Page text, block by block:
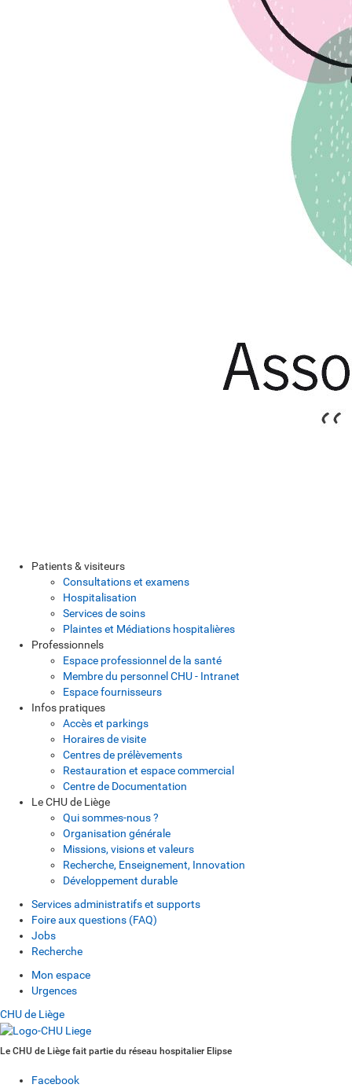
Patients & visiteurs
Consultations et examens
Hospitalisation
Services de soins
Plaintes et Médiations hospitalières
Professionnels
Espace professionnel de la santé
Membre du personnel CHU - Intranet
Espace fournisseurs
Infos pratiques
Accès et parkings
Horaires de visite
Centres de prélèvements
Restauration et espace commercial
Centre de Documentation
Le CHU de Liège
Qui sommes-nous ?
Organisation générale
Missions, visions et valeurs
Recherche, Enseignement, Innovation
Développement durable
Services administratifs et supports
Foire aux questions (FAQ)
Jobs
Recherche
Mon espace
Urgences
CHU de Liège
Le CHU de Liège fait partie du réseau hospitalier Elipse
Facebook